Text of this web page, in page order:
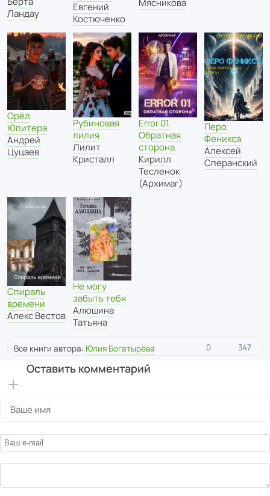
Ландау
Евгений
Костюченко
Мясникова
Орёл
Юпитера
Андрей
Цуцаев
Рубиновая
лилия
Лилит
Кристалл
Error 01.
Обратная
сторона
Кирилл
Тесленок
(Архимаг)
Перо
Феникса
Алексей
Сперанский
Спираль
времени
Алекс Вестов
Не могу
забыть тебя
Алюшина
Татьяна
Все книги автора: Юлия Богатырёва 0 347
Оставить комментарий